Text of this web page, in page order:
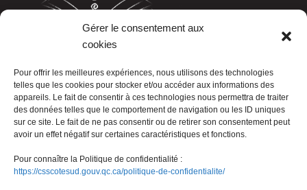
Gérer le consentement aux
cookies
Pour offrir les meilleures expériences, nous utilisons des technologies
telles que les cookies pour stocker et/ou accéder aux informations des
appareils. Le fait de consentir à ces technologies nous permettra de traiter
des données telles que le comportement de navigation ou les ID uniques
sur ce site. Le fait de ne pas consentir ou de retirer son consentement peut
avoir un effet négatif sur certaines caractéristiques et fonctions.
Pour connaître la Politique de confidentialité :
https://csscotesud.gouv.qc.ca/politique-de-confidentialite/
LISTE TÉLÉPHONIQUE
Nous joindre